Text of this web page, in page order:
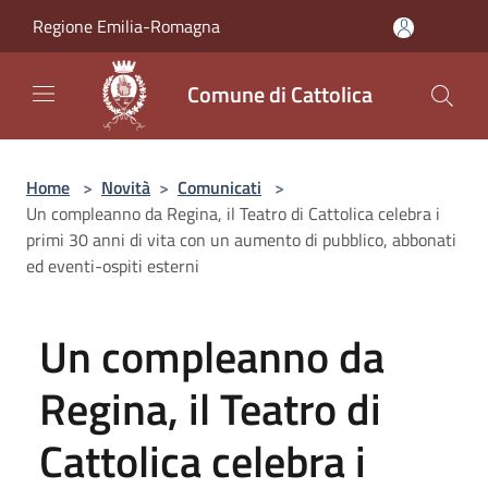
Regione Emilia-Romagna
Comune di Cattolica
Home > Novità > Comunicati >
Un compleanno da Regina, il Teatro di Cattolica celebra i
primi 30 anni di vita con un aumento di pubblico, abbonati
ed eventi-ospiti esterni
Un compleanno da
Regina, il Teatro di
Cattolica celebra i